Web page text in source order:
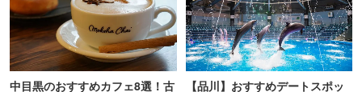
中目黒のおすすめカフェ8選！古 【品川】おすすめデートスポッ